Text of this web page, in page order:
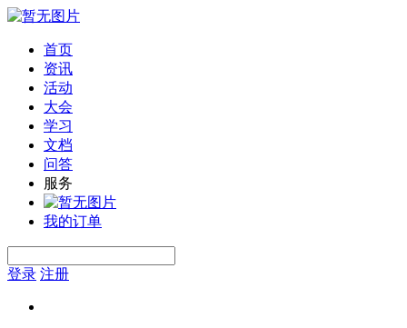
首页
资讯
活动
大会
学习
文档
问答
服务
我的订单
登录 注册